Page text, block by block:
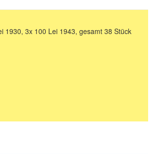
1930, 3x 100 Lei 1943, gesamt 38 Stück